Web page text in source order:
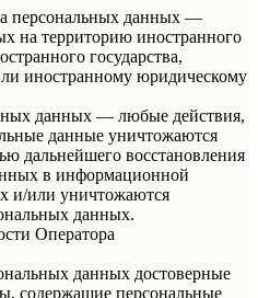
персональных данных —
на территорию иностранного
государства,
иностранному юридическому
данных — любые действия,
данные уничтожаются
дальнейшего восстановления
в информационной
и/или уничтожаются
данных.
Оператора
данных достоверные
содержащие персональные